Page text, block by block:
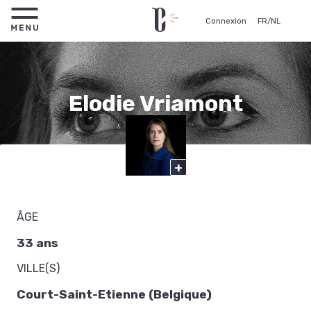
Connexion FR/NL
Elodie Vriamont
Comédienne
+
ÂGE
33 ans
VILLE(S)
Court-Saint-Etienne (Belgique)